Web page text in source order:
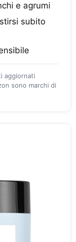
e agrumi
subito
aggiornati
sono marchi di